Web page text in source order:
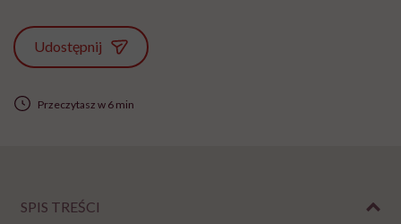
Udostępnij
Przeczytasz w 6 min
SPIS TREŚCI